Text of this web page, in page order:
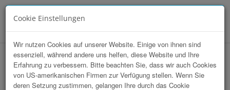
hr-lounge Mitte zu Gast bei Greiner
Holding AG
Cookie Einstellungen
Wir nutzen Cookies auf unserer Website. Einige von ihnen sind
essenziell, während andere uns helfen, diese Website und Ihre
Erfahrung zu verbessern. Bitte beachten Sie, dass wir auch Cookies
von US-amerikanischen Firmen zur Verfügung stellen. Wenn Sie
deren Setzung zustimmen, gelangen Ihre durch das Cookie